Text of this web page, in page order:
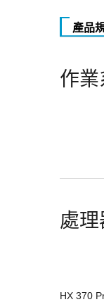
產品
作業
處理
HX 370